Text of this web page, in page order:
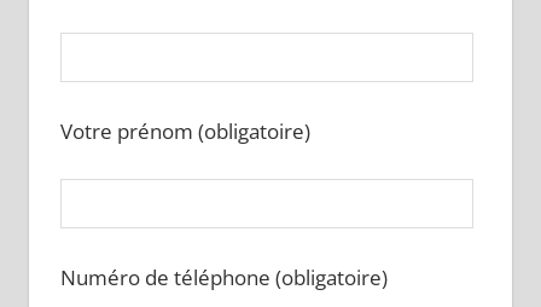
Votre prénom (obligatoire)
Numéro de téléphone (obligatoire)